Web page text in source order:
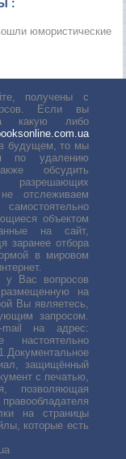
:
юмористические
получены с
Если вы
какую либо
будущем, то мы
по удалению
обсудить
разрешающих
отслеживаем
объектом
на сайт,
заранее отбора
в мировом
у Вас вопросов
на
Вы являетесь,
запросом.
mail на адрес:
защищённый
с печатью,
позволяющая
на страницы
которые есть